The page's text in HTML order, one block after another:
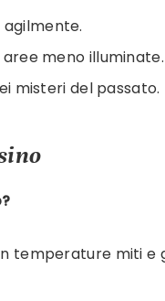
meno illuminate.
misteri del passato.
temperature miti e